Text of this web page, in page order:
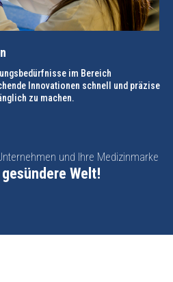
im Bereich
Innovationen schnell und präzise
zu machen.
und Ihre Medizinmarke
Welt!